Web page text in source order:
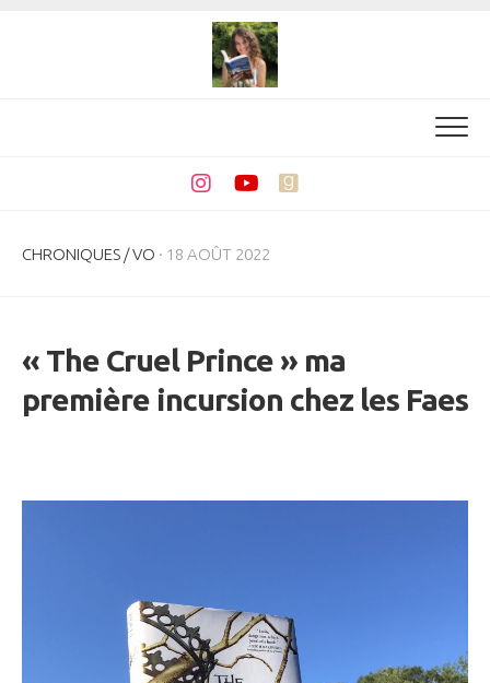
CHRONIQUES /VO · 18 AOÛT 2022
« The Cruel Prince » ma
première incursion chez les Faes